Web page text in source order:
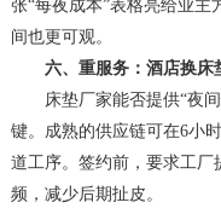
张“每夜成本”表格亮给业
间也更可观。
六、重服务：酒店换床
床垫厂家能否提供“夜间
键。成熟的供应链可在6小
道工序。签约前，要求工厂
频，减少后期扯皮。